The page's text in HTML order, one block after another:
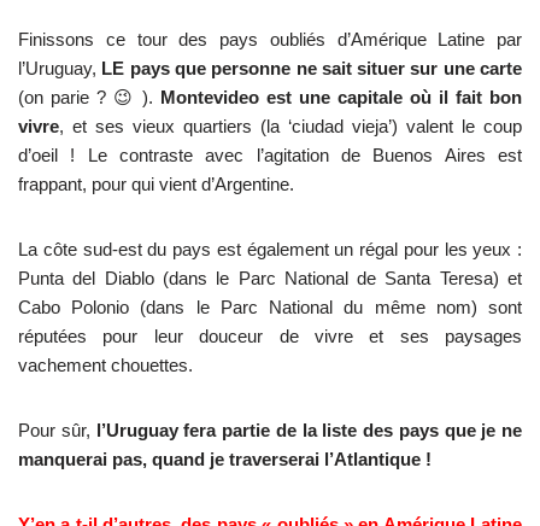
Finissons ce tour des pays oubliés d’Amérique Latine par
l’Uruguay, LE pays que personne ne sait situer sur une carte
(on parie ? 😉 ). Montevideo est une capitale où il fait bon
vivre, et ses vieux quartiers (la ‘ciudad vieja’) valent le coup
d’oeil ! Le contraste avec l’agitation de Buenos Aires est
frappant, pour qui vient d’Argentine.
La côte sud-est du pays est également un régal pour les yeux :
Punta del Diablo (dans le Parc National de Santa Teresa) et
Cabo Polonio (dans le Parc National du même nom) sont
réputées pour leur douceur de vivre et ses paysages
vachement chouettes.
Pour sûr, l’Uruguay fera partie de la liste des pays que je ne
manquerai pas, quand je traverserai l’Atlantique !